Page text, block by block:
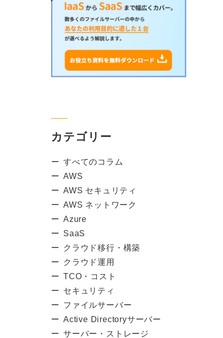
カテゴリー
すべてのコラム
AWS
AWS セキュリティ
AWS ネットワーク
Azure
SaaS
クラウド移行・構築
クラウド運用
TCO・コスト
セキュリティ
ファイルサーバー
Active Directoryサーバー
サーバー・ストレージ